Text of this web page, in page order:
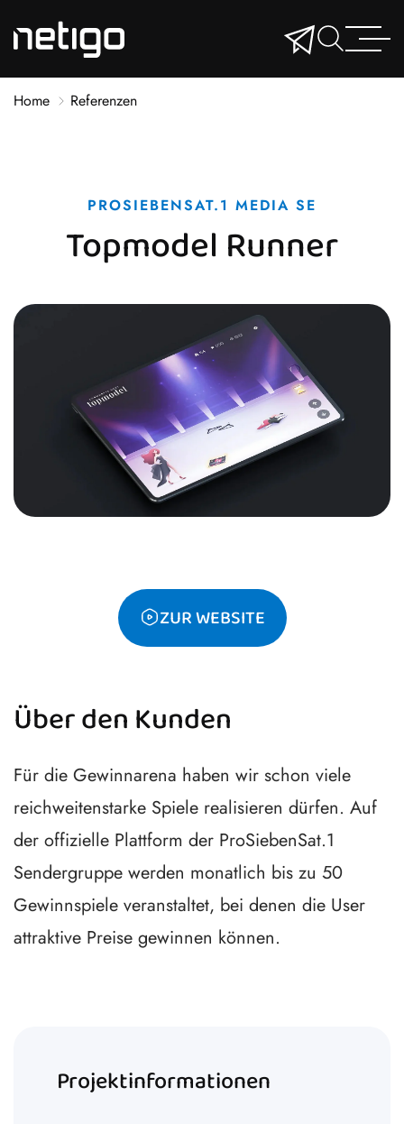
Home Referenzen
PROSIEBENSAT.1 MEDIA SE
Topmodel Runner
ZUR WEBSITE
Über den Kunden
Für die Gewinnarena haben wir schon viele
reichweitenstarke Spiele realisieren dürfen. Auf
der offizielle Plattform der ProSiebenSat.1
Sendergruppe werden monatlich bis zu 50
Gewinnspiele veranstaltet, bei denen die User
attraktive Preise gewinnen können.
Projektinformationen